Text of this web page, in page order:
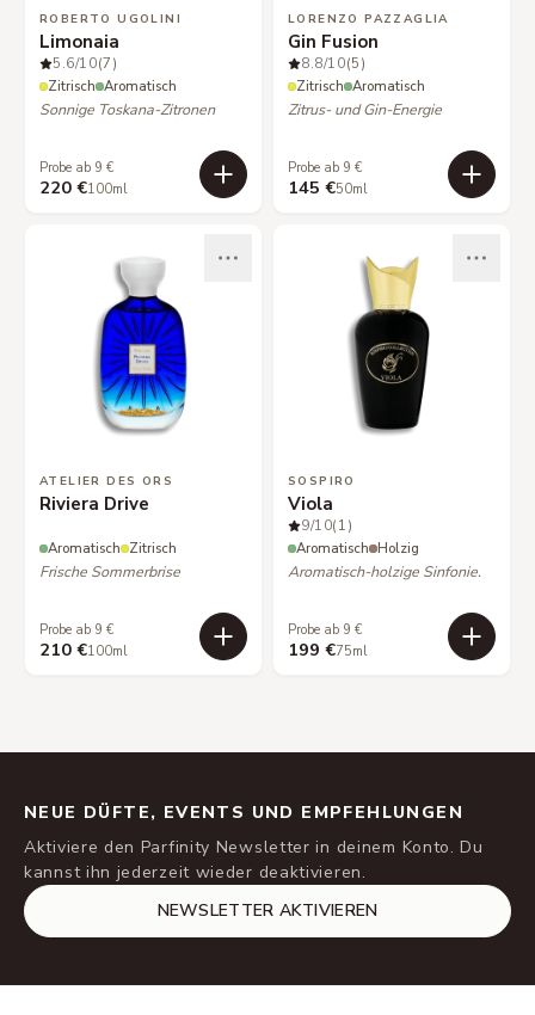
ROBERTO UGOLINI
Limonaia
5.6/10(7)
Zitrisch Aromatisch
Sonnige Toskana-Zitronen
Probe ab 9 €
220 €100ml
LORENZO PAZZAGLIA
Gin Fusion
8.8/10(5)
Zitrisch Aromatisch
Zitrus- und Gin-Energie
Probe ab 9 €
145 €50ml
ATELIER DES ORS
Riviera Drive
Aromatisch Zitrisch
Frische Sommerbrise
Probe ab 9 €
210 €100ml
SOSPIRO
Viola
9/10(1)
Aromatisch Holzig
Aromatisch-holzige Sinfonie.
Probe ab 9 €
199 €75ml
NEUE DÜFTE, EVENTS UND EMPFEHLUNGEN
Aktiviere den Parfinity Newsletter in deinem Konto. Du
kannst ihn jederzeit wieder deaktivieren.
NEWSLETTER AKTIVIEREN